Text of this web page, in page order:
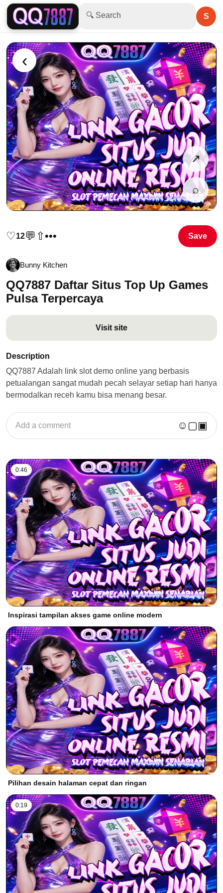
🔍 Search S
‹
↗
⌕
♡12💬 ⇧••• Save
Bunny Kitchen
QQ7887 Daftar Situs Top Up Games
Pulsa Terpercaya
Visit site
Description
QQ7887 Adalah link slot demo online yang berbasis
petualangan sangat mudah pecah selayar setiap hari hanya
bermodalkan receh kamu bisa menang besar.
Add a comment ☺ ▢▣
0:46
Inspirasi tampilan akses game online modern
Pilihan desain halaman cepat dan ringan
0:19